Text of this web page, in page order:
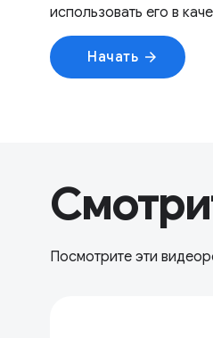
использовать его в
Начать arrow_forward
Посмотрите эти